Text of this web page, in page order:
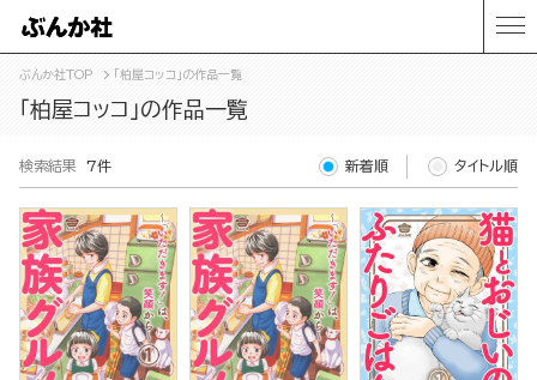
ぶんか社TOP 「柏屋コッコ」の作品一覧
「柏屋コッコ」の作品一覧
検索結果 7件 新着順 タイトル順